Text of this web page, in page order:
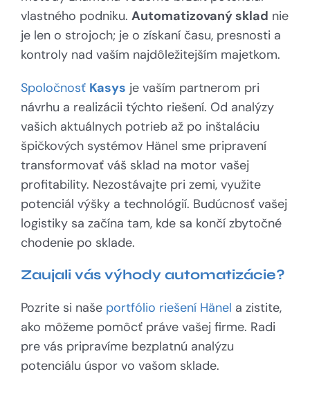
vlastného podniku. Automatizovaný sklad nie
je len o strojoch; je o získaní času, presnosti a
kontroly nad vaším najdôležitejším majetkom.
Spoločnosť Kasys je vaším partnerom pri
návrhu a realizácii týchto riešení. Od analýzy
vašich aktuálnych potrieb až po inštaláciu
špičkových systémov Hänel sme pripravení
transformovať váš sklad na motor vašej
profitability. Nezostávajte pri zemi, využite
potenciál výšky a technológií. Budúcnosť vašej
logistiky sa začína tam, kde sa končí zbytočné
chodenie po sklade.
Zaujali vás výhody automatizácie?
Pozrite si naše portfólio riešení Hänel a zistite,
ako môžeme pomôcť práve vašej firme. Radi
pre vás pripravíme bezplatnú analýzu
potenciálu úspor vo vašom sklade.